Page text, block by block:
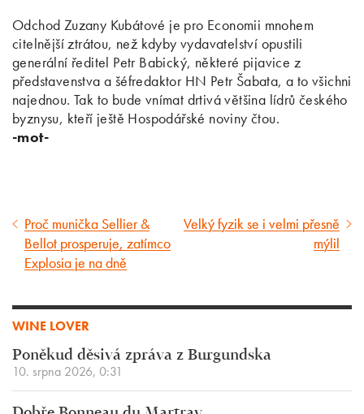
Odchod Zuzany Kubátové je pro Economii mnohem
citelnější ztrátou, než kdyby vydavatelství opustili
generální ředitel Petr Babický, některé pijavice z
představenstva a šéfredaktor HN Petr Šabata, a to všichni
najednou. Tak to bude vnímat drtivá většina lídrů českého
byznysu, kteří ještě Hospodářské noviny čtou.
-mot-
Předcházející
článek
Proč munička Sellier &
Bellot prosperuje, zatímco
Explosia je na dně
Následující
Velký fyzik se i velmi přesně
mýlil
WINE LOVER
Poněkud děsivá zpráva z Burgundska
10. srpna 2026, 0:31